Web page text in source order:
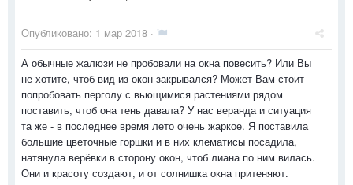
Опубликовано: 1 мар 2018 ·
А обычные жалюзи не пробовали на окна повесить? Или Вы
не хотите, чтоб вид из окон закрывался? Может Вам стоит
попробовать перголу с вьющимися растениями рядом
поставить, чтоб она тень давала? У нас веранда и ситуация
та же - в последнее время лето очень жаркое. Я поставила
большие цветочные горшки и в них клематисы посадила,
натянула верёвки в сторону окон, чтоб лиана по ним вилась.
Они и красоту создают, и от солнишка окна притеняют.